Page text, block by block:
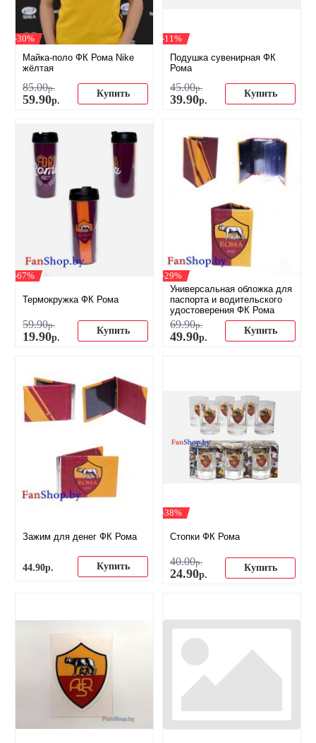
-30%
Майка-поло ФК Рома Nike
жёлтая
85.00р.
59.90р.
Купить
-11%
Подушка сувенирная ФК
Рома
45.00р.
39.90р.
Купить
-67%
Термокружка ФК Рома
59.90р.
19.90р.
Купить
-29%
Универсальная обложка для
паспорта и водительского
удостоверения ФК Рома
69.90р.
49.90р.
Купить
Зажим для денег ФК Рома
44.90р. Купить
-38%
Стопки ФК Рома
40.00р.
24.90р.
Купить